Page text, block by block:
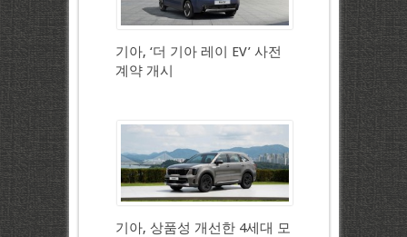
기아, ‘더 기아 레이 EV’ 사전
계약 개시
기아, 상품성 개선한 4세대 모